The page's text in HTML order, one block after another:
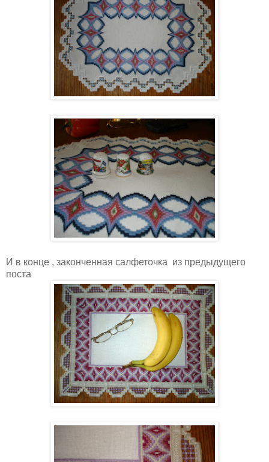
И в конце , законченная салфеточка из предыдущего
поста